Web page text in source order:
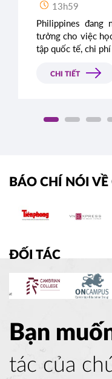
13h59
Philippines
tưởng cho việc
tập quốc tế, chi
kinh nghiệm quý
CHI TIẾT
BÁO CHÍ NÓI VỀ
ĐỐI TÁC
Bạn
tác của